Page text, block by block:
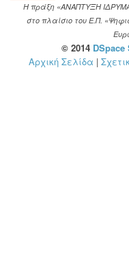
Η πράξη «ΑΝΑΠΤΥΞΗ
στο πλαίσιο του Ε.Π.
© 2014 DSpace
Αρχική Σελίδα |